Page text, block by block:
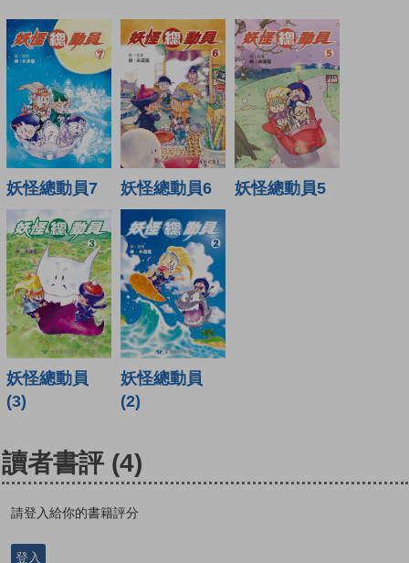
妖怪總動員7 妖怪總動員6 妖怪總動員5
妖怪總動員
(3)
妖怪總動員
(2)
讀者書評 (4)
請登入給你的書籍評分
登入